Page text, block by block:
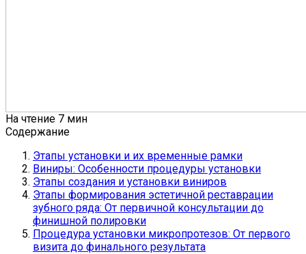
На чтение 7 мин
Содержание
Этапы установки и их временные рамки
Виниры: Особенности процедуры установки
Этапы создания и установки виниров
Этапы формирования эстетичной реставрации
зубного ряда: От первичной консультации до
финишной полировки
Процедура установки микропротезов: От первого
визита до финального результата